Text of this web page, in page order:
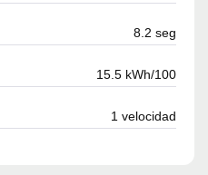
8.2 seg
15.5 kWh/100
1 velocidad